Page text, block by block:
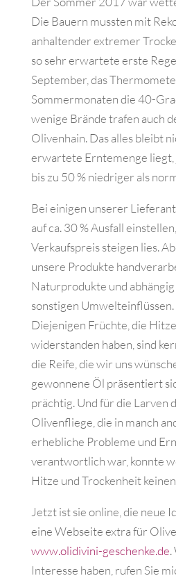
Die Bauern mussten mit
anhaltender extremer
so sehr erwartete erste
September, das
Sommermonaten die 40-
wenige Brände trafen auch
Olivenhain.Das alles bleibt
erwartete Erntemenge liegt,
bis zu 50 % niedriger als
Bei einigen unserer
auf ca. 30 % Ausfall
Verkaufspreis steigen lies.
unsere Produkte
Naturprodukte und abhängig
sonstigen
Diejenigen Früchte, die
widerstanden haben, sind
die Reife, die wir uns
gewonnene Öl präsentiert
prächtig. Und für die Larven
Olivenfliege, die in manch
erhebliche Probleme und
verantwortlich war, konnte
Hitze und Trockenheit
Jetzt ist sie online, die neue
eine Webseite extra für
www.olidivini-geschenke.de.
Interesse haben, rufen Sie